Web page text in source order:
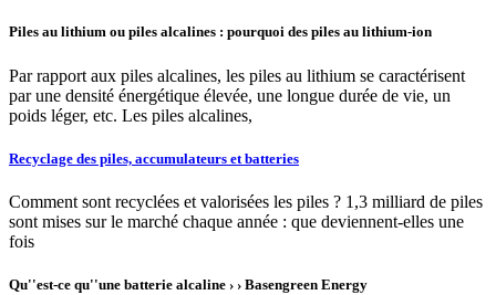
Piles au lithium ou piles alcalines : pourquoi des piles au lithium-ion
Par rapport aux piles alcalines, les piles au lithium se caractérisent
par une densité énergétique élevée, une longue durée de vie, un
poids léger, etc. Les piles alcalines,
Recyclage des piles, accumulateurs et batteries
Comment sont recyclées et valorisées les piles ? 1,3 milliard de piles
sont mises sur le marché chaque année : que deviennent-elles une
fois
Qu''est-ce qu''une batterie alcaline › › Basengreen Energy